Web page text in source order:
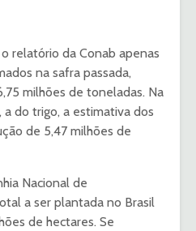
relatório da Conab apenas
na safra passada,
milhões de toneladas. Na
a do trigo, a estimativa dos
de 5,47 milhões de
Nacional de
a ser plantada no Brasil
de hectares. Se